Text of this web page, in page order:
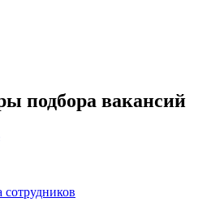
подбора вакансий